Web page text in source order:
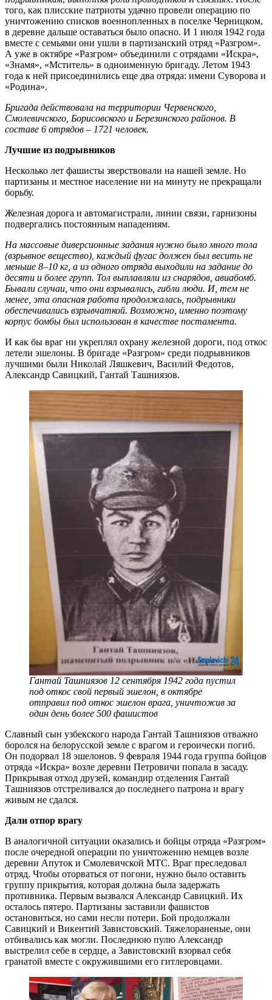
того, как плисские патриоты удачно провели операцию по
уничтожению списков военнопленных в поселке Черницком,
в деревне дальше оставаться было опасно. И 1 июля 1942 года
вместе с семьями они ушли в партизанский отряд «Разгром».
А уже в октябре «Разгром» объединили с отрядами «Искра»,
«Знамя», «Мститель» в одноименную бригаду. Летом 1943
года к ней присоединились еще два отряда: имени Суворова и
«Родина».
Бригада действовала на территории Червенского,
Смолевичского, Борисовского и Березинского районов. В
составе 6 отрядов – 1721 человек.
Лучшие из подрывников
Несколько лет фашисты зверствовали на нашей земле. Но
партизаны и местное население ни на минуту не прекращали
борьбу.
Железная дорога и автомагистрали, линии связи, гарнизоны
подвергались постоянным нападениям.
На массовые диверсионные задания нужно было много тола
(взрывное вещество), каждый фугас должен был весить не
меньше 8–10 кг, а из одного отряда выходили на задание до
десяти и более групп. Тол выплавляли из снарядов, авиабомб.
Бывали случаи, что они взрывались, гибли люди. И, тем не
менее, эта опасная работа продолжалась, подрывники
обеспечивались взрывчаткой. Возможно, именно поэтому
корпус бомбы был использован в качестве постамента.
И как бы враг ни укреплял охрану железной дороги, под откос
летели эшелоны. В бригаде «Разгром» среди подрывников
лучшими были Николай Ляшкевич, Василий Федотов,
Александр Савицкий, Гантай Ташниязов.
Гантай Ташниязов 12 сентября 1942 года пустил
под откос свой первый эшелон, в октябре
отправил под откос эшелон врага, уничтожив за
один день более 500 фашистов
Славный сын узбекского народа Гантай Ташниязов отважно
боролся на белорусской земле с врагом и героически погиб.
Он подорвал 18 эшелонов. 9 февраля 1944 года группа бойцов
отряда «Искра» возле деревни Петровичи попала в засаду.
Прикрывая отход друзей, командир отделения Гантай
Ташниязов отстреливался до последнего патрона и врагу
живым не сдался.
Дали отпор врагу
В аналогичной ситуации оказались и бойцы отряда «Разгром»
после очередной операции по уничтожению немцев возле
деревни Апуток и Смолевичской МТС. Враг преследовал
отряд. Чтобы оторваться от погони, нужно было оставить
группу прикрытия, которая должна была задержать
противника. Первым вызвался Александр Савицкий. Их
осталось пятеро. Партизаны заставили фашистов
остановиться, но сами несли потери. Бой продолжали
Савицкий и Викентий Завистовский. Тяжелораненые, они
отбивались как могли. Последнюю пулю Александр
выстрелил себе в сердце, а Завистовский взорвал себя
гранатой вместе с окружившими его гитлеровцами.